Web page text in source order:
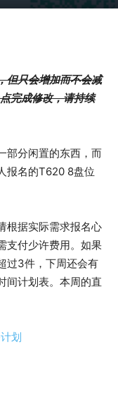
但只会增加而不会减
完成修改，请持续
部分闲置的东西，而
报名的T620 8盘位
根据实际需求报名心
支付少许费用。如果
过3件，下周还会有
间计划表。本周的直
划